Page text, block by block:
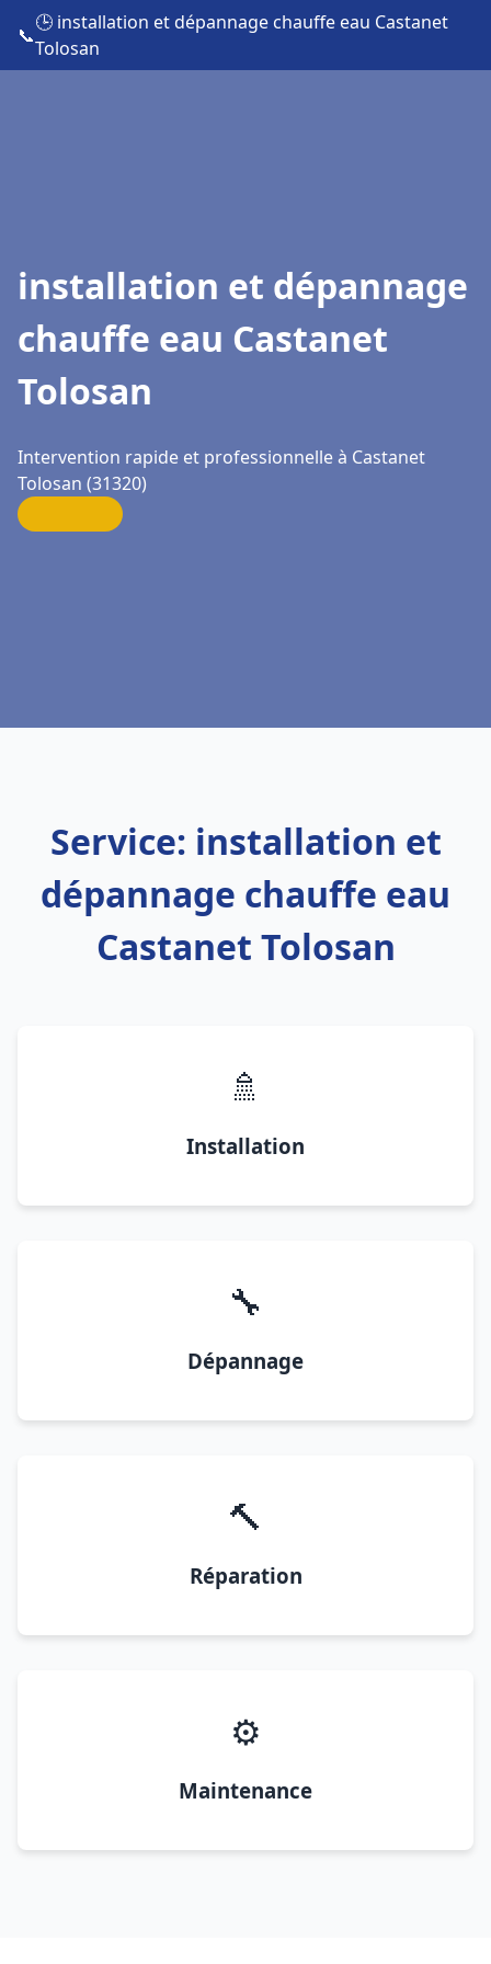
📞
🕒 installation et dépannage chauffe eau Castanet
Tolosan
installation et dépannage
chauffe eau Castanet
Tolosan
Intervention rapide et professionnelle à Castanet
Tolosan (31320)
Service: installation et
dépannage chauffe eau
Castanet Tolosan
🚿
Installation
🔧
Dépannage
🔨
Réparation
⚙️
Maintenance